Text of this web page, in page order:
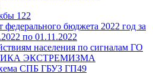
122
федерального бюджета 2022 год за
по 01.11.2022
населения по сигналам ГО
ЭКСТРЕМИЗМА
СПБ ГБУЗ ГП49